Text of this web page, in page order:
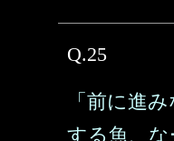
Q.25
「前に進
する魚、な